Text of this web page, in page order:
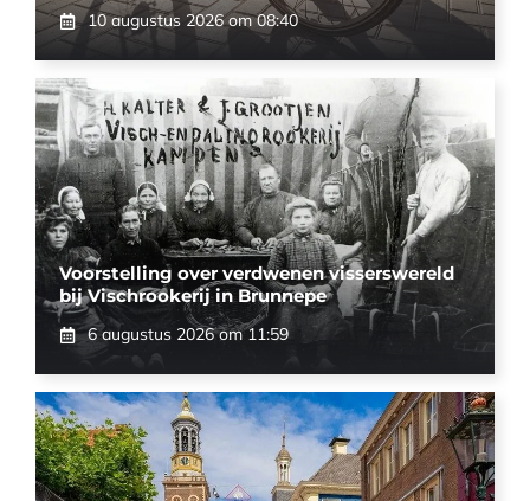
10 augustus 2026 om 08:40
Voorstelling over verdwenen visserswereld
bij Vischrookerij in Brunnepe
6 augustus 2026 om 11:59